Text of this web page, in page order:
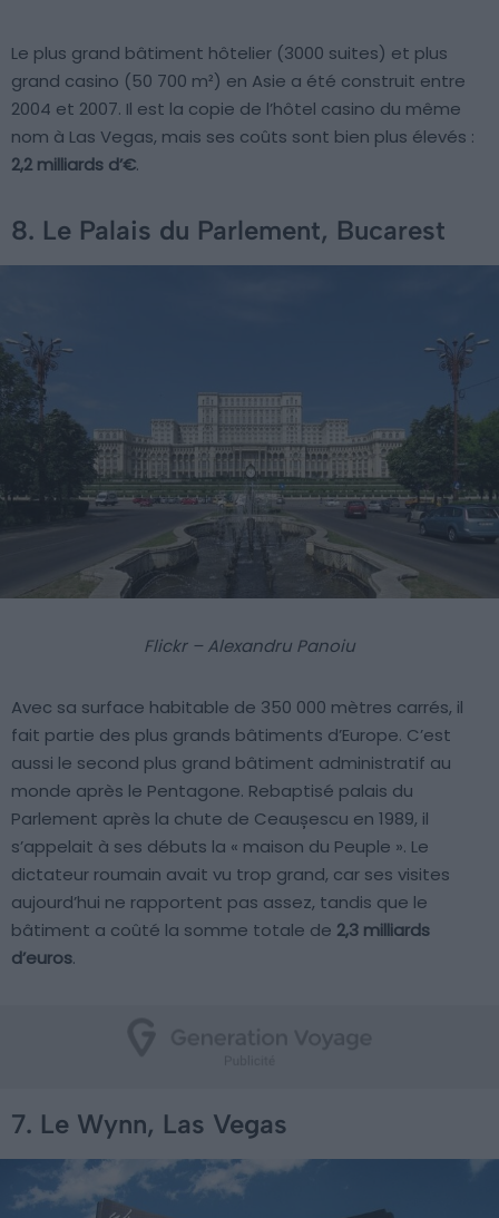
Le plus grand bâtiment hôtelier (3000 suites) et plus
grand casino (50 700 m²) en Asie a été construit entre
2004 et 2007. Il est la copie de l’hôtel casino du même
nom à Las Vegas, mais ses coûts sont bien plus élevés :
2,2 milliards d’€.
8. Le Palais du Parlement, Bucarest
Flickr – Alexandru Panoiu
Avec sa surface habitable de 350 000 mètres carrés, il
fait partie des plus grands bâtiments d’Europe. C’est
aussi le second plus grand bâtiment administratif au
monde après le Pentagone. Rebaptisé palais du
Parlement après la chute de Ceaușescu en 1989, il
s’appelait à ses débuts la « maison du Peuple ». Le
dictateur roumain avait vu trop grand, car ses visites
aujourd’hui ne rapportent pas assez, tandis que le
bâtiment a coûté la somme totale de 2,3 milliards
d’euros.
7. Le Wynn, Las Vegas